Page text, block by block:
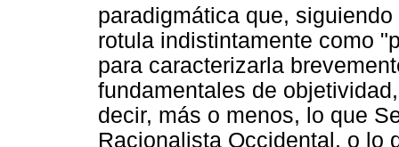
paradigmática que,
rotula indistintamente como
para caracterizarla
fundamentales de
decir, más o menos, lo que
Racionalista Occidental, o lo